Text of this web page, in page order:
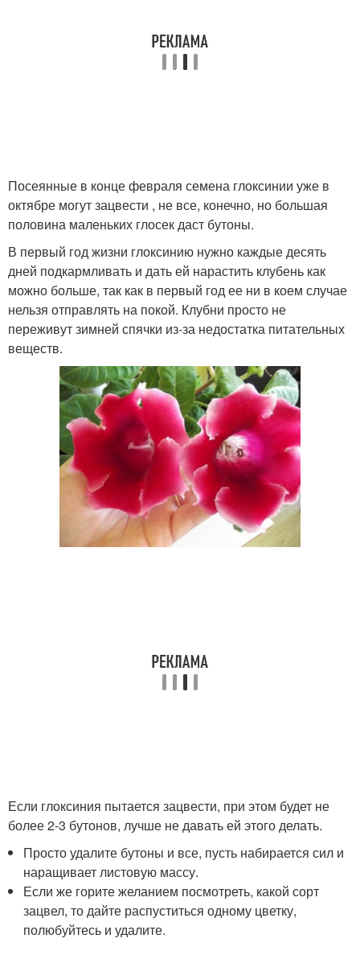
Посеянные в конце февраля семена глоксинии уже в
октябре могут зацвести , не все, конечно, но большая
половина маленьких глосек даст бутоны.
В первый год жизни глоксинию нужно каждые десять
дней подкармливать и дать ей нарастить клубень как
можно больше, так как в первый год ее ни в коем случае
нельзя отправлять на покой. Клубни просто не
переживут зимней спячки из-за недостатка питательных
веществ.
Если глоксиния пытается зацвести, при этом будет не
более 2-3 бутонов, лучше не давать ей этого делать.
Просто удалите бутоны и все, пусть набирается сил и
наращивает листовую массу.
Если же горите желанием посмотреть, какой сорт
зацвел, то дайте распуститься одному цветку,
полюбуйтесь и удалите.